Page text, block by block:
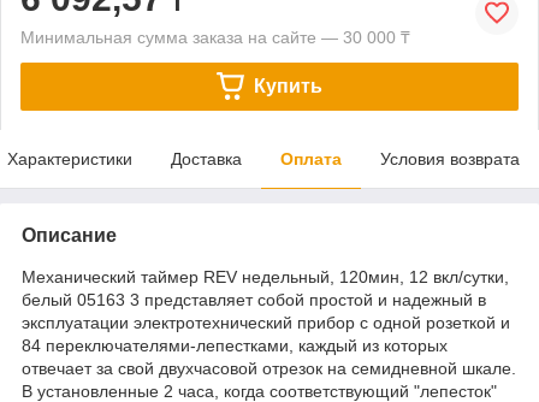
Минимальная сумма заказа на сайте — 30 000 ₸
Купить
Характеристики Доставка Оплата Условия возврата
Описание
Механический таймер REV недельный, 120мин, 12 вкл/сутки,
белый 05163 3 представляет собой простой и надежный в
эксплуатации электротехнический прибор с одной розеткой и
84 переключателями-лепестками, каждый из которых
отвечает за свой двухчасовой отрезок на семидневной шкале.
В установленные 2 часа, когда соответствующий "лепесток"